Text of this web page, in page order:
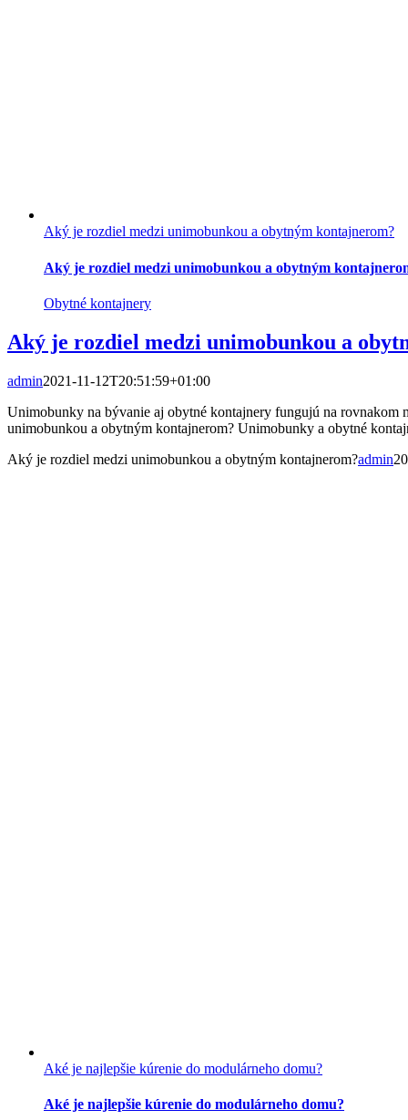
Aký je rozdiel medzi unimobunkou a obytným kontajnerom?
Aký je rozdiel medzi unimobunkou a obytným
Obytné kontajnery
Aký je rozdiel medzi unimobunkou a
admin2021-11-12T20:51:59+01:00
Unimobunky na bývanie aj obytné kontajnery fungujú na
unimobunkou a obytným kontajnerom? Unimobunky a obytné
Aký je rozdiel medzi unimobunkou a obytným kontajnerom?admin
Aké je najlepšie kúrenie do modulárneho domu?
Aké je najlepšie kúrenie do modulárneho domu?